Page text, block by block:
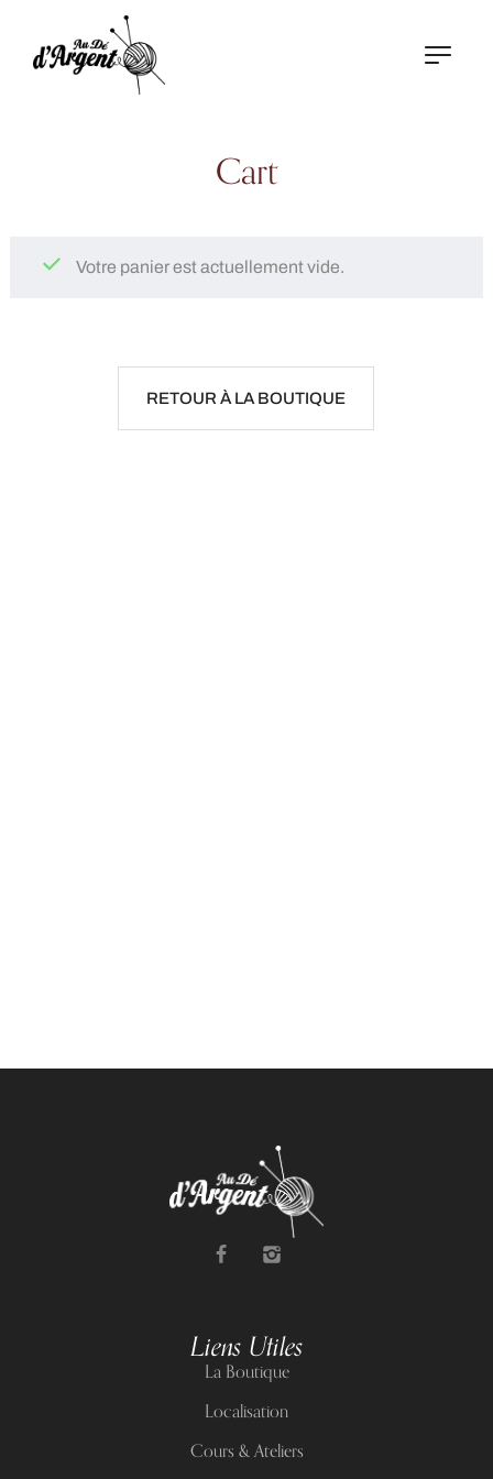
Cart
Votre panier est actuellement vide.
RETOUR À LA BOUTIQUE
Liens Utiles
La Boutique
Localisation
Cours & Ateliers